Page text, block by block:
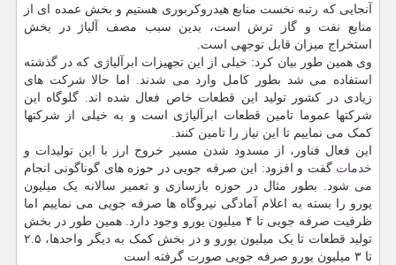
آنجایی که رتبه نخست منابع هیدروکربوری هستیم و بخش عمده ای از
منابع نفت و گاز ترش است، بدین سبب مصف آلیاژ در بخش
استخراج میزان قابل توجهی است.
وی همین طور بیان کرد: خیلی از این تجهیزات ابرآلیاژی که در گذشته
استفاده می شد بطور کامل وارد می شدند. اما حالا شرکت های
زیادی در کشور تولید این قطعات خاص فعال شده اند. گلوگاه این
شرکتها عموما تامین قطعات ابرآلیاژی است و به خیلی از شرکتها
کمک می نماییم تا این نیاز را تامین کنند.
این فعال فناور، از مسدود شدن مسیر خروج ارز با این تولیدات و
خدمات گفت و افزود: این صرفه جویی در حوزه های گوناگونی انجام
می شود. بطور مثال در حوزه بازسازی و تعمیر سالانه یک میلیون
یورو را بسته به اعلام آمادگی نیروگاه ها صرفه جویی می نماییم اما
ظرفیت صرفه جویی تا ۴ میلیون یورو وجود دارد. همین طور در بخش
تولید قطعات تا یک میلیون یورو و در بخش کمک به دیگر واحدها، ۲.۵
تا ۳ میلیون یورو صرفه جویی صورت گرفته است